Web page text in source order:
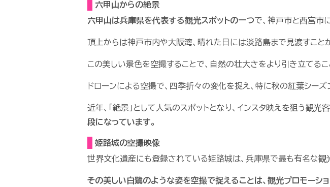
六甲山からの絶景
六甲山は兵庫県を代表する観光スポットの一つで、神戸市と西宮市
頂上からは神戸市内や大阪湾、晴れた日には淡路島まで見渡すこと
この美しい景色を空撮することで、自然の壮大さをより引き立てるこ
ドローンによる空撮で、四季折々の変化を捉え、特に秋の紅葉シー
近年、「絶景」として人気のスポットとなり、インスタ映えを狙う観光
段になっています。
姫路城の空撮映像
世界文化遺産にも登録されている姫路城は、兵庫県で最も有名な観
その美しい白鷺のような姿を空撮で捉えることは、観光プロモーシ